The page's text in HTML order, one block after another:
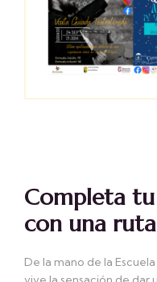
Completa
con una
De la mano de la